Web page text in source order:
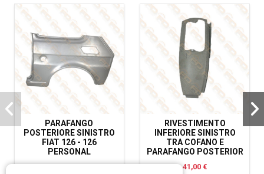
PARAFANGO
POSTERIORE SINISTRO
FIAT 126 - 126
PERSONAL
RIVESTIMENTO
INFERIORE SINISTRO
TRA COFANO E
PARAFANGO POSTERIOR
41,00 €